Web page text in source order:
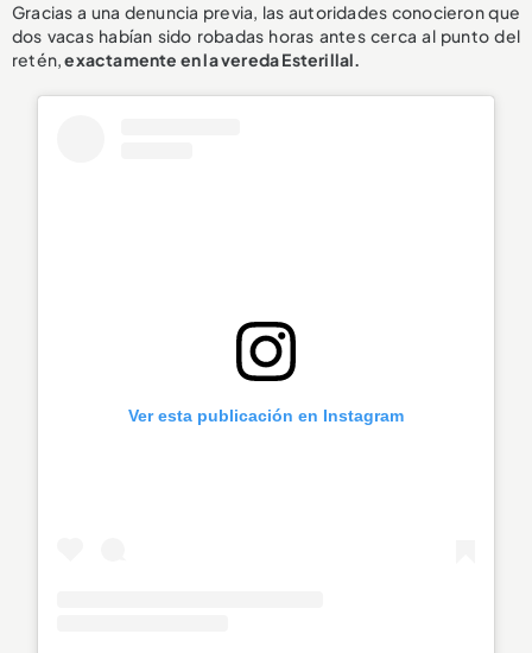
Gracias a una denuncia previa, las autoridades conocieron que
dos vacas habían sido robadas horas antes cerca al punto del
retén,exactamente en la vereda Esterillal.
Ver esta publicación en Instagram